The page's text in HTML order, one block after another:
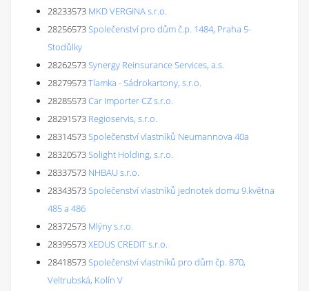
28233573 MKD VERGINA s.r.o.
28256573Společenství pro dům č.p. 1484, Praha 5-
Stodůlky
28262573Synergy Reinsurance Services, a.s.
28279573Tlamka - Sádrokartony, s.r.o.
28285573Car Importer CZ s.r.o.
28291573 Regioservis, s.r.o.
28314573Společenství vlastníků Neumannova 40a
28320573Solight Holding, s.r.o.
28337573 NHBAU s.r.o.
28343573Společenství vlastníků jednotek domu 9.května
485 a 486
28372573 Mlýny s.r.o.
28395573XEDUS CREDIT s.r.o.
28418573Společenství vlastníků pro dům čp. 870,
Veltrubská, Kolín V